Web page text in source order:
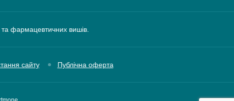
та фармацевтичних вишів.
сайту Публічна оферта